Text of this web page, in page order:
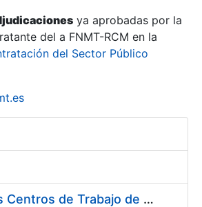
ya aprobadas por la
del a FNMT-RCM en la
del Sector Público
Suministro de Protectores Auditivos a medida para las personas trabajadoras de los Centros de Trabajo de Madrid y Burgos